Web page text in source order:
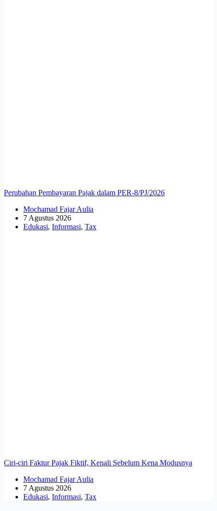
Perubahan Pembayaran Pajak dalam PER-8/PJ/2026
Mochamad Fajar Aulia
7 Agustus 2026
Edukasi, Informasi, Tax
Ciri-ciri Faktur Pajak Fiktif, Kenali Sebelum Kena Modusnya
Mochamad Fajar Aulia
7 Agustus 2026
Edukasi, Informasi, Tax